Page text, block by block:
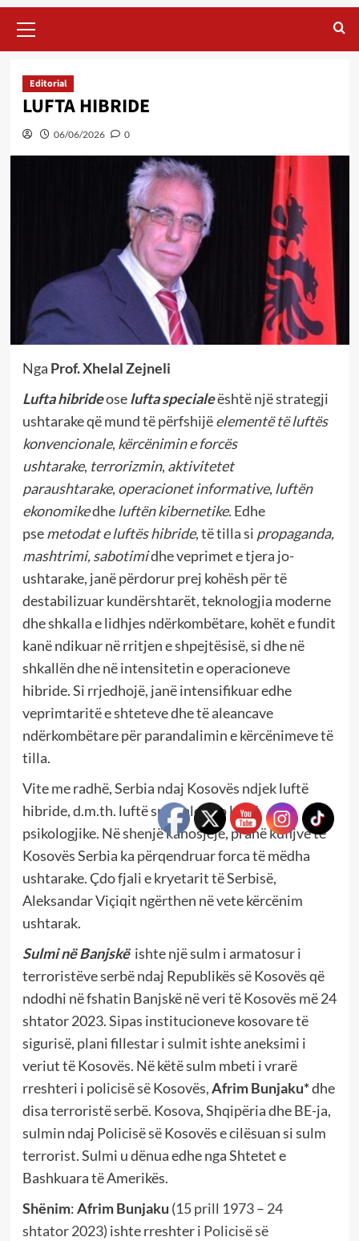
Menu
Editorial
LUFTA HIBRIDE
06/06/2026 0
Nga Prof. Xhelal Zejneli
Lufta hibrideoselufta specialeështë një strategji
ushtarake që mund të përfshijëelementë të luftës
konvencionale, kërcënimin e forcës
ushtarake, terrorizmin, aktivitetet
paraushtarake, operacionet informative, luftën
ekonomikedheluftën kibernetike. Edhe
psemetodat e luftës hibride, të tilla si propaganda,
mashtrimi, sabotimidhe veprimet e tjera jo-
ushtarake, janë përdorur prej kohësh për të
destabilizuar kundërshtarët, teknologjia moderne
dhe shkalla e lidhjes ndërkombëtare, kohët e fundit
kanë ndikuar në rritjen e shpejtësisë, si dhe në
shkallën dhe në intensitetin e operacioneve
hibride. Si rrjedhojë, janë intensifikuar edhe
veprimtaritë e shteteve dhe të aleancave
ndërkombëtare për parandalimin e kërcënimeve të
tilla.
Vite me radhë, Serbia ndaj Kosovës ndjek luftë
hibride, d.m.th. luftë speciale apo luftë
psikologjike. Në shenjë kanosjeje, pranë kufijve të
Kosovës Serbia ka përqendruar forca të mëdha
ushtarake. Çdo fjali e kryetarit të Serbisë,
Aleksandar Viçiqit ngërthen në vete kërcënim
ushtarak.
Sulmi në Banjskëishte një sulm i armatosur i
terroristëve serbë ndaj Republikës së Kosovës që
ndodhi në fshatin Banjskë në veri të Kosovës më 24
shtator 2023. Sipas institucioneve kosovare të
sigurisë, plani fillestar i sulmit ishte aneksimi i
veriut të Kosovës. Në këtë sulm mbeti i vrarë
rreshteri i policisë së Kosovës,Afrim Bunjaku*dhe
disa terroristë serbë. Kosova, Shqipëria dhe BE-ja,
sulmin ndaj Policisë së Kosovës e cilësuan si sulm
terrorist. Sulmi u dënua edhe nga Shtetet e
Bashkuara të Amerikës.
Shënim:Afrim Bunjaku (15 prill 1973– 24
shtator 2023) ishte rreshter i Policisë së